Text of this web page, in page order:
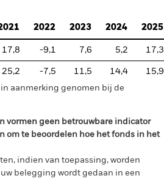
2022 2023 2024 2025
17,8 -9,1 7,6 5,2 17,3
25,2 -7,5 11,5 14,4
15,9
aanmerking genomen bij de
vormen geen betrouwbare indicator
om te beoordelen hoe het fonds in het
indien van toepassing, worden
belegging wordt gedaan in een